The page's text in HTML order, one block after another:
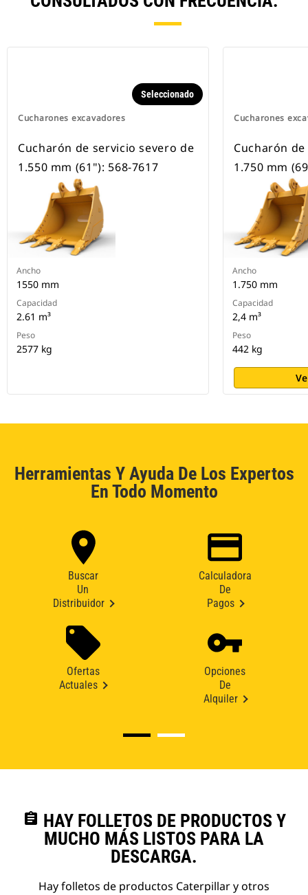
Cucharones excavadores
Seleccionado
Cucharón de servicio severo de
1.550 mm (61"): 568-7617
Ancho
1550 mm
Capacidad
2.61 m³
Peso
2577 kg
Cucharones
Cucharón
1.750 mm
Ancho
1.750 mm
Capacidad
2,4 m³
Peso
442 kg
Herramientas Y Ayuda De Los Expertos
En Todo Momento
Buscar
Un
Distribuidor
Calculadora
De
Pagos
Ofertas
Actuales
Opciones
De
Alquiler
assignment HAY FOLLETOS DE PRODUCTOS Y
MUCHO MÁS LISTOS PARA LA
DESCARGA.
Hay folletos de productos Caterpillar y otros